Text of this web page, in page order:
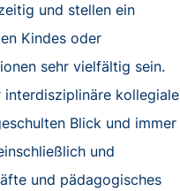
und stellen ein
Kindes oder
sehr vielfältig sein.
kollegiale
Blick und immer
und
und pädagogisches